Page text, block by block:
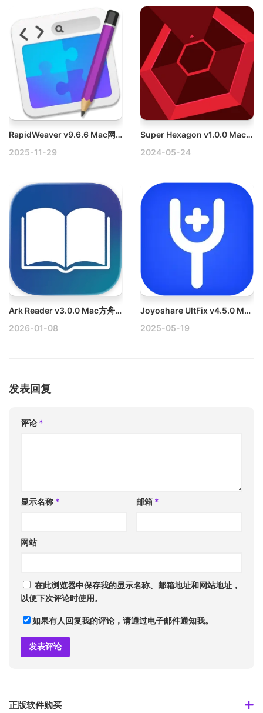
RapidWeaver v9.6.6 Mac网站博客设计制作软件快速建站破解版
2025-11-29
Super Hexagon v1.0.0 Mac超级六边形破解版
2024-05-24
Ark Reader v3.0.0 Mac方舟阅读器 – TXT,EPUB,MOBI 阅读听书摸鱼神器
2026-01-08
Joyoshare UltFix v4.5.0 MaciOS系统修复软件
2025-05-19
发表回复
评论 *
显示名称 * 邮箱 *
网站
在此浏览器中保存我的显示名称、邮箱地址和网站地址，
以便下次评论时使用。
如果有人回复我的评论，请通过电子邮件通知我。
正版软件购买